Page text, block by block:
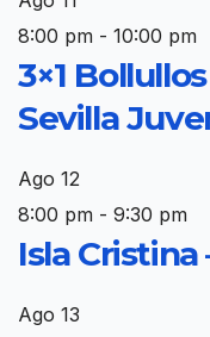
8:00 pm - 10:00 pm
3×1
Sevilla
Ago 12
8:00 pm - 9:30 pm
Isla Cristina
Ago 13